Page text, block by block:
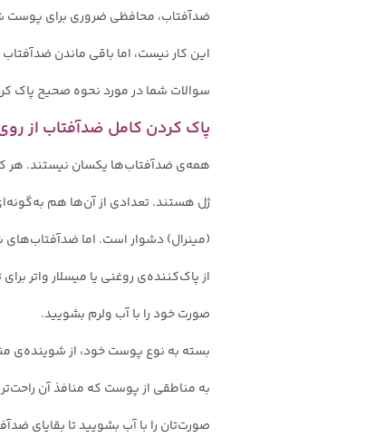
ضدآفتاب، محافظی ضروری برای پوست
این کار نیست، اما باقی ماندن
سوالات شما در مورد نحوه صحیح پاک
پاک کردن کامل ضدآفتاب از
همه‌ی ضدآفتاب‌ها یکسان نیستند. هر
ژل هستند. تعدادی از آن‌ها هم
(مینرال) دشوار است. اما ضدآفتاب‌های
از پاک‌کننده‌ی‌ روغنی یا میسلار واتر
صورت خود را با آب ولرم بشویید.
بسته به نوع پوست خود، از شوینده‌ی
به مناطقی از پوست که منافذ آن
صورت‌تان را با آب بشویید تا بقایای